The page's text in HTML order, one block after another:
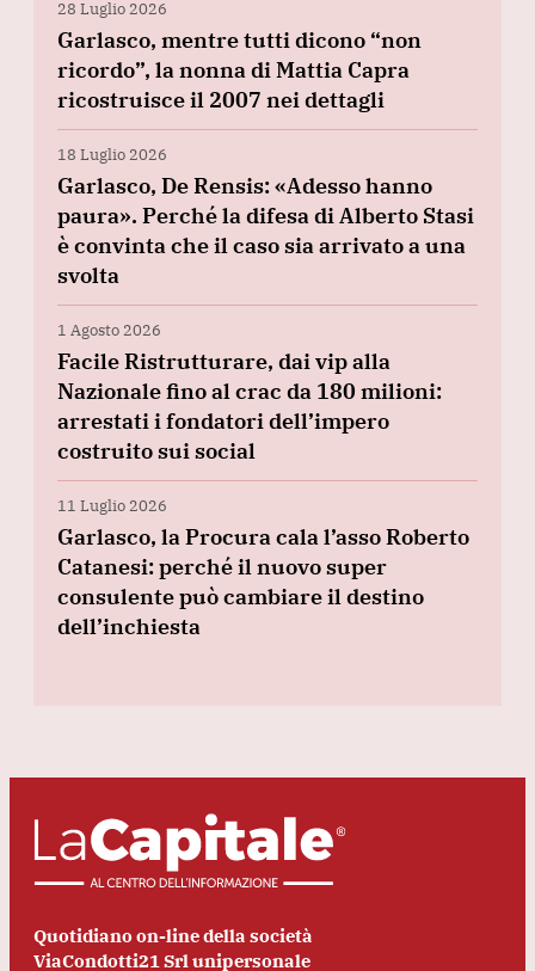
28 Luglio 2026
Garlasco, mentre tutti dicono “non
ricordo”, la nonna di Mattia Capra
ricostruisce il 2007 nei dettagli
18 Luglio 2026
Garlasco, De Rensis: «Adesso hanno
paura». Perché la difesa di Alberto Stasi
è convinta che il caso sia arrivato a una
svolta
1 Agosto 2026
Facile Ristrutturare, dai vip alla
Nazionale fino al crac da 180 milioni:
arrestati i fondatori dell’impero
costruito sui social
11 Luglio 2026
Garlasco, la Procura cala l’asso Roberto
Catanesi: perché il nuovo super
consulente può cambiare il destino
dell’inchiesta
Quotidiano on-line della società
ViaCondotti21 Srl unipersonale